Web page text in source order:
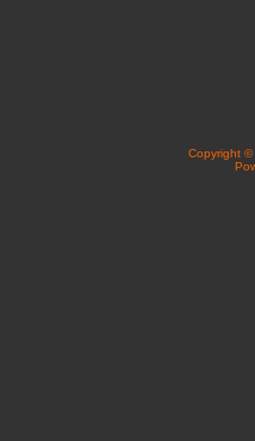
Copyright